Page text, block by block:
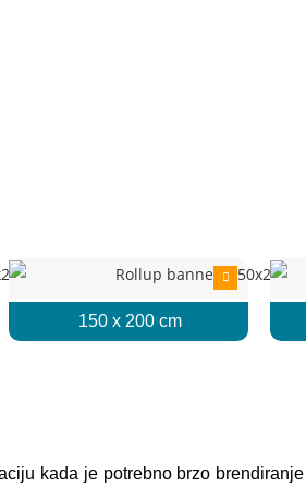
150 x 200 cm
kada je potrebno brzo